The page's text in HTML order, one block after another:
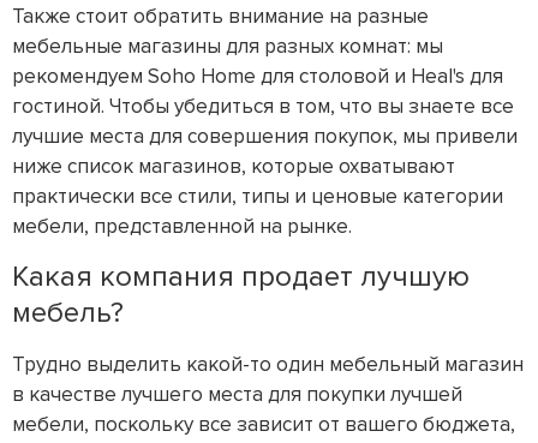
Также стоит обратить внимание на разные
мебельные магазины для разных комнат: мы
рекомендуем Soho Home для столовой и Heal's для
гостиной. Чтобы убедиться в том, что вы знаете все
лучшие места для совершения покупок, мы привели
ниже список магазинов, которые охватывают
практически все стили, типы и ценовые категории
мебели, представленной на рынке.
Какая компания продает лучшую
мебель?
Трудно выделить какой-то один мебельный магазин
в качестве лучшего места для покупки лучшей
мебели, поскольку все зависит от вашего бюджета,